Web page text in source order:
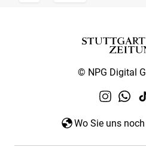
© NPG Digital
Wo Sie uns